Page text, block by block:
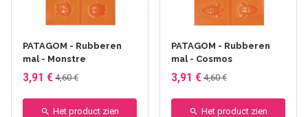
PATAGOM - Rubberen
mal - Monstre
3,91 € 4,60 €
Het product zien
PATAGOM - Rubberen
mal - Cosmos
3,91 € 4,60 €
Het product zien